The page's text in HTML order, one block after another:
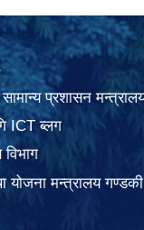
प्रशासन
ICT ब्लग
योजना मन्त्रालय